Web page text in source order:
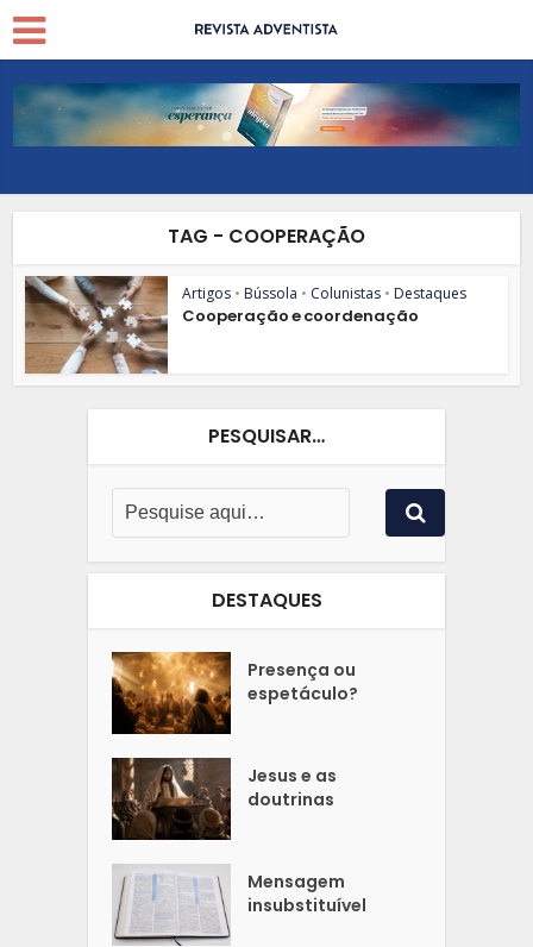
TAG - COOPERAÇÃO
Artigos • Bússola • Colunistas • Destaques
Cooperação e coordenação
PESQUISAR…
DESTAQUES
Presença ou
espetáculo?
Jesus e as
doutrinas
Mensagem
insubstituível